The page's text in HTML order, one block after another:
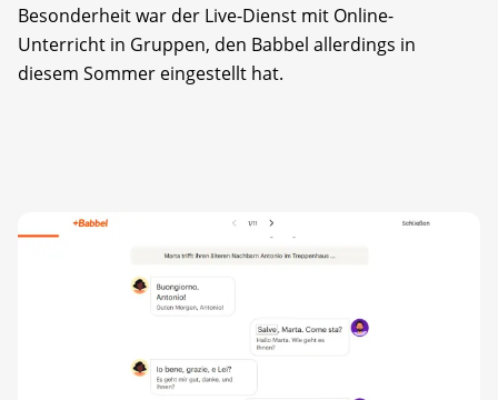
Besonderheit war der Live-Dienst mit Online-
Unterricht in Gruppen, den Babbel allerdings in
diesem Sommer eingestellt hat.